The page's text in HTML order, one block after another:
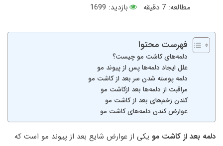
مطالعه: 7 دقیقه بازدید: 1699
فهرست محتوا
دلمه‌های کاشت مو چیست؟
علل ایجاد دلمه‌ها پس از پیوند مو
دلمه پوسته شدن سر بعد از کاشت مو
مراقبت از دلمه‌ها بعد ازکاشت مو
کندن زخم‌های بعد از کاشت مو
عوارض کندن دلمه‌های کاشت مو
دلمه بعد از کاشت مو یکی از عوارض شایع بعد از پیوند مو است که